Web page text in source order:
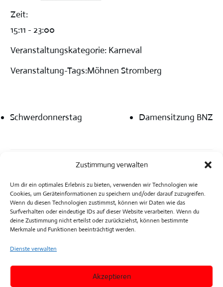
Zustimmung verwalten
Um dir ein optimales Erlebnis zu bieten, verwenden wir Technologien wie
Cookies, um Geräteinformationen zu speichern und/oder darauf zuzugreifen.
Wenn du diesen Technologien zustimmst, können wir Daten wie das
Surfverhalten oder eindeutige IDs auf dieser Website verarbeiten. Wenn du
deine Zustimmung nicht erteilst oder zurückziehst, können bestimmte
Merkmale und Funktionen beeinträchtigt werden.
Dienste verwalten
Akzeptieren
Zeit:
15:11 - 23:00
Veranstaltungskategorie: Karneval
Veranstaltung-Tags:Möhnen Stromberg
Schwerdonnerstag Damensitzung BNZ